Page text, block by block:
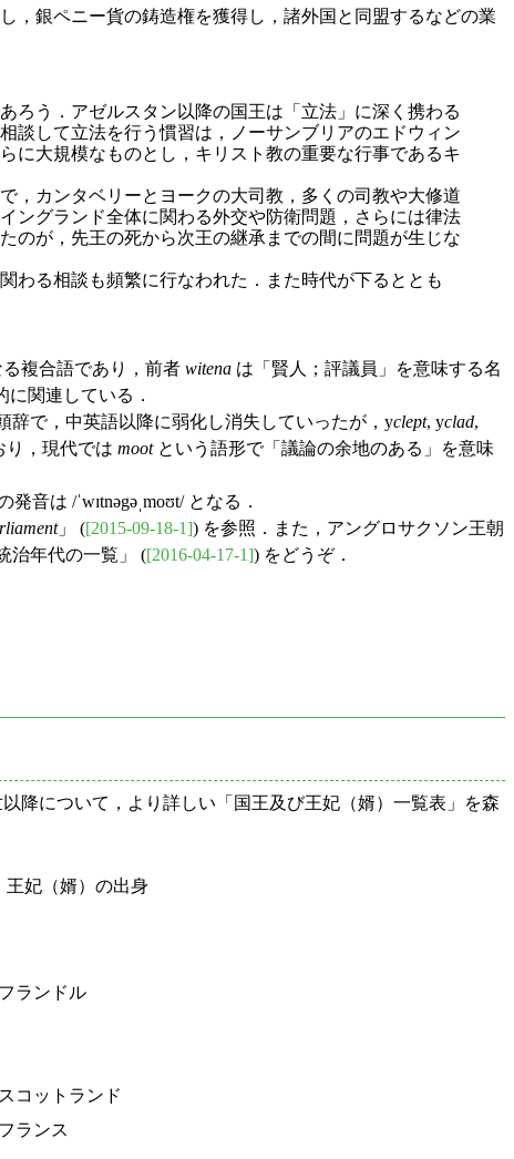
，銀ペニー貨の鋳造権を獲得し，諸外国と同盟するなどの業
う．アゼルスタン以降の国王は「立法」に深く携わる
談して立法を行う慣習は，ノーサンブリアのエドウィン
に大規模なものとし，キリスト教の重要な行事であるキ
，カンタベリーとヨークの大司教，多くの司教や大修道
ングランド全体に関わる外交や防衛問題，さらには律法
のが，先王の死から次王の継承までの間に問題が生じな
わる相談も頻繁に行なわれた．また時代が下るととも
複合語であり，前者 witena は「賢人；評議員」を意味する名
に関連している．
辞で，中英語以降に弱化し消失していったが，yclept, yclad,
，現代では mootという語形で「議論の余地のある」を意味
は /ˈwɪtnəgəˌmoʊt/ となる．
」 ([2015-09-18-1]) を参照．また，アングロサクソン王朝
治年代の一覧」 ([2016-04-17-1]) をどうぞ．
降について，より詳しい「国王及び王妃（婿）一覧表」を森
王妃（婿）の出身
フランドル
スコットランド
フランス